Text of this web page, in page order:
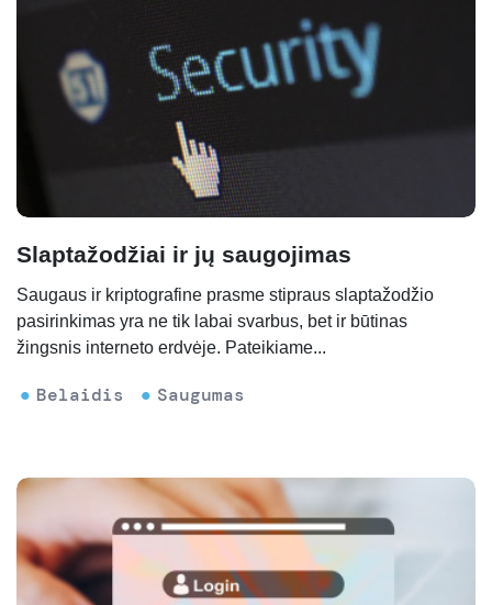
Slaptažodžiai ir jų saugojimas
Saugaus ir kriptografine prasme stipraus slaptažodžio
pasirinkimas yra ne tik labai svarbus, bet ir būtinas
žingsnis interneto erdvėje. Pateikiame...
Belaidis Saugumas